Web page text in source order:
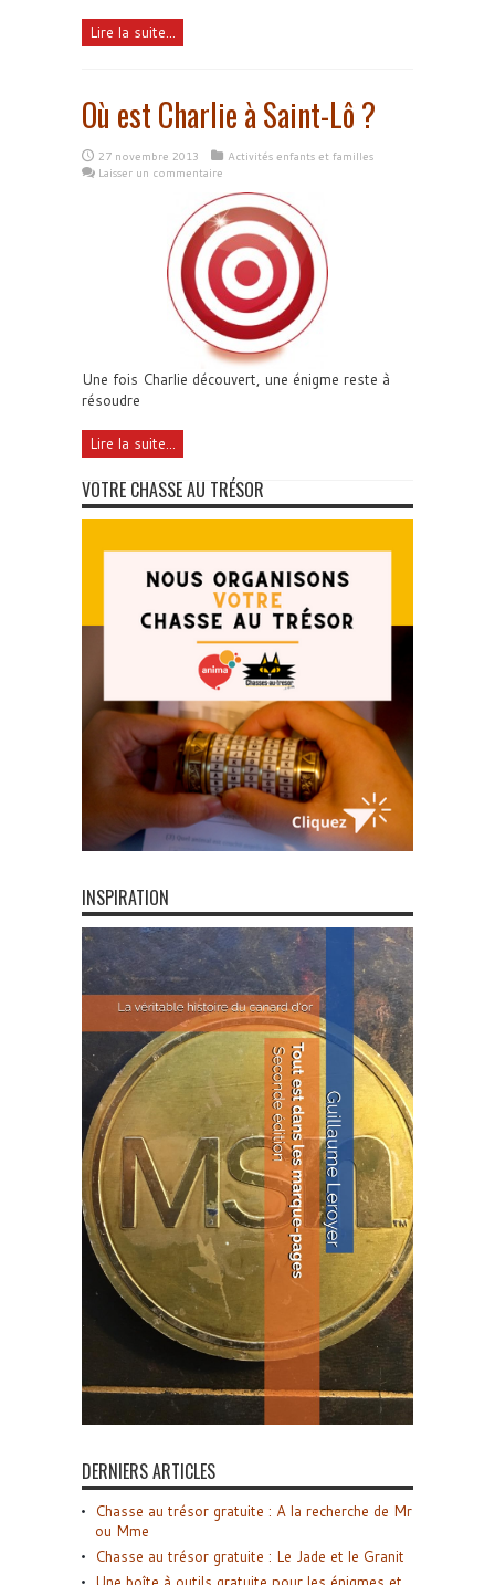
Lire la suite...
Où est Charlie à Saint-Lô ?
27 novembre 2013
Activités enfants et familles
Laisser un commentaire
Une fois Charlie découvert, une énigme reste à
résoudre
Lire la suite...
VOTRE CHASSE AU TRÉSOR
INSPIRATION
DERNIERS ARTICLES
Chasse au trésor gratuite : A la recherche de Mr
ou Mme
Chasse au trésor gratuite : Le Jade et le Granit